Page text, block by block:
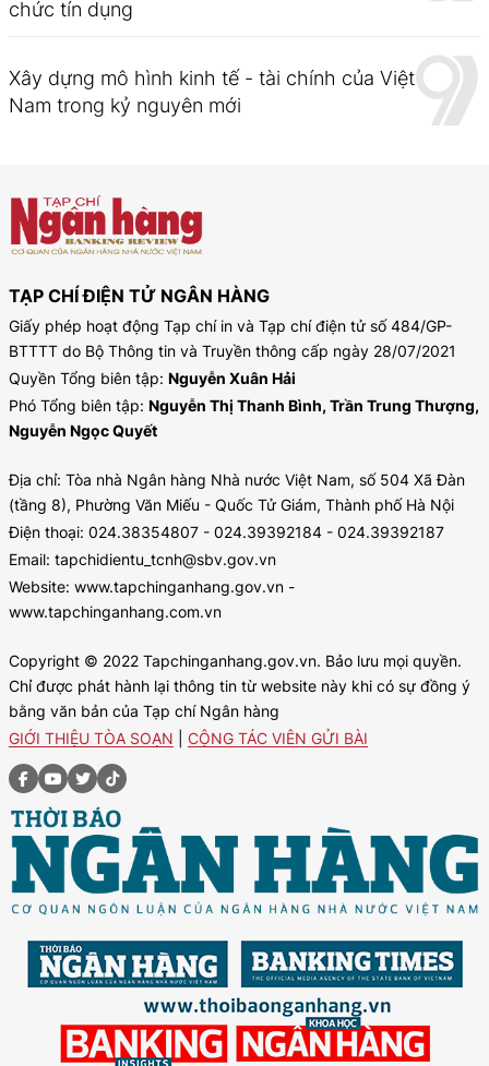
chức tín dụng
Xây dựng mô hình kinh tế - tài chính của Việt
Nam trong kỷ nguyên mới
TẠP CHÍ ĐIỆN TỬ NGÂN HÀNG
Giấy phép hoạt động Tạp chí in và Tạp chí điện tử số 484/GP-
BTTTT do Bộ Thông tin và Truyền thông cấp ngày 28/07/2021
Quyền Tổng biên tập: Nguyễn Xuân Hải
Phó Tổng biên tập: Nguyễn Thị Thanh Bình, Trần Trung Thượng,
Nguyễn Ngọc Quyết
Địa chỉ: Tòa nhà Ngân hàng Nhà nước Việt Nam, số 504 Xã Đàn
(tầng 8), Phường Văn Miếu - Quốc Tử Giám, Thành phố Hà Nội
Điện thoại: 024.38354807 - 024.39392184 - 024.39392187
Email: tapchidientu_tcnh@sbv.gov.vn
Website: www.tapchinganhang.gov.vn -
www.tapchinganhang.com.vn
Copyright © 2022 Tapchinganhang.gov.vn. Bảo lưu mọi quyền.
Chỉ được phát hành lại thông tin từ website này khi có sự đồng ý
bằng văn bản của Tạp chí Ngân hàng
GIỚI THIỆU TÒA SOẠN
CỘNG TÁC VIÊN GỬI BÀI